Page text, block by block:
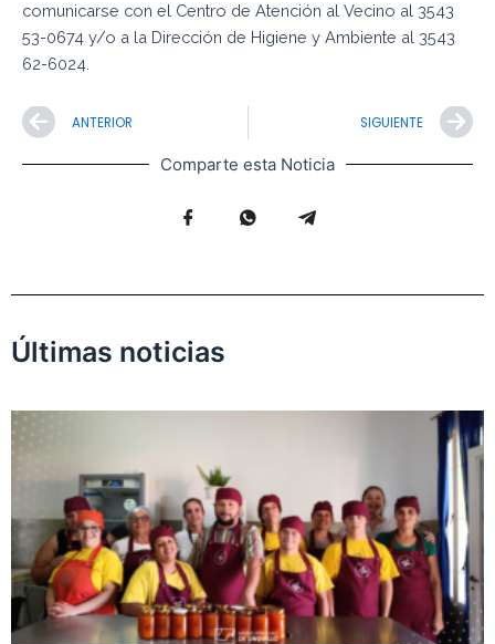
comunicarse con el Centro de Atención al Vecino al 3543
53-0674 y/o a la Dirección de Higiene y Ambiente al 3543
62-6024.
Prev
ANTERIOR SIGUIENTE
Comparte esta Noticia
Últimas noticias